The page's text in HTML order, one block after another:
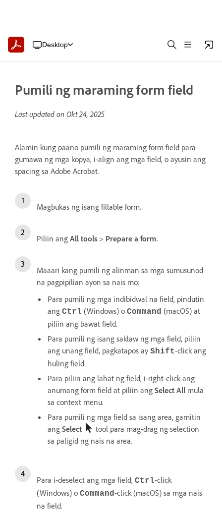
Desktop
Pumili ng maraming form field
Last updated on Okt 24, 2025
Alamin kung paano pumili ng maraming form field para
gumawa ng mga kopya, i-align ang mga field, o ayusin ang
spacing sa Adobe Acrobat.
Magbukas ng isang fillable form.
Piliin ang All tools > Prepare a form.
Maaari kang pumili ng alinman sa mga sumusunod
na pagpipilian ayon sa nais mo:
Para pumili ng mga indibidwal na field, pindutin
ang Ctrl (Windows) o Command (macOS) at
piliin ang bawat field.
Para pumili ng isang saklaw ng mga field, piliin
ang unang field, pagkatapos ay Shift-click ang
huling field.
Para piliin ang lahat ng field, i-right-click ang
anumang form field at piliin ang Select All mula
sa context menu.
Para pumili ng mga field sa isang area, gamitin
ang Select
tool para mag-drag ng selection
sa paligid ng nais na area.
Para i-deselect ang mga field, Ctrl-click
(Windows) o Command-click (macOS) sa mga nais
na field.